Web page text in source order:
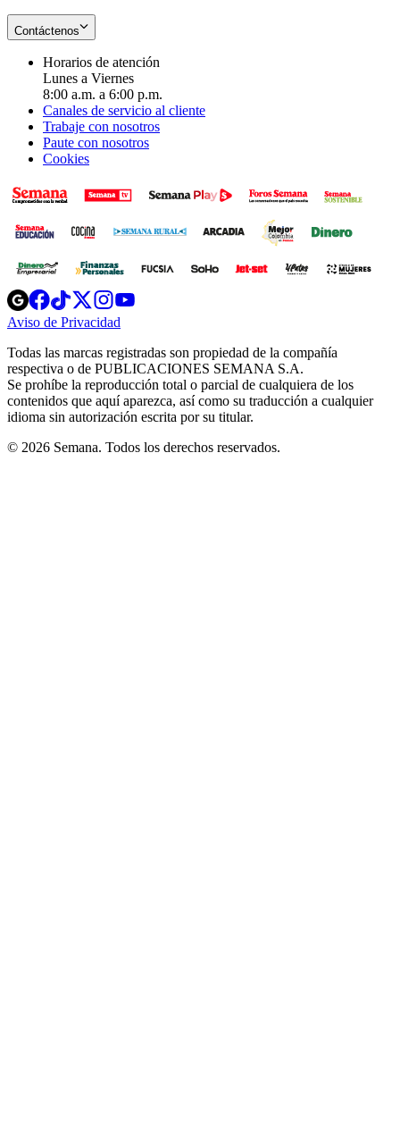
Contáctenos
Horarios de atención
Lunes a Viernes
8:00 a.m. a 6:00 p.m.
Canales de servicio al cliente
Trabaje con nosotros
Paute con nosotros
Cookies
Opens
in
new
Opens
in
new
Opens
in
new
window
Opens
new
windowwindow
Aviso de Privacidad
new
window
Todas las marcas registradas son propiedad de la compañía
respectiva o de PUBLICACIONES SEMANA S.A.
Se prohíbe la reproducción total o parcial de cualquiera de los
contenidos que aquí aparezca, así como su traducción a cualquier
idioma sin autorización escrita por su titular.
© 2026 Semana. Todos los derechos reservados.